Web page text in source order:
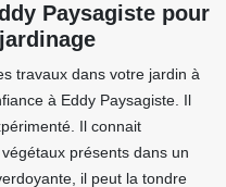
Paysagiste pour
travaux dans votre jardin à
à Eddy Paysagiste. Il
Il connait
présents dans un
il peut la tondre